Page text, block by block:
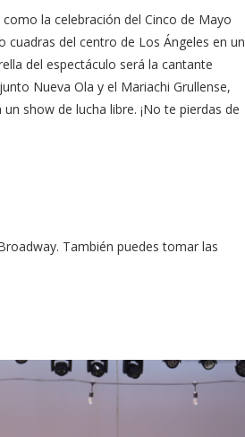
la celebración del Cinco de Mayo
del centro de Los Ángeles en un
del espectáculo será la cantante
Nueva Ola y el Mariachi Grullense,
show de lucha libre. ¡No te pierdas de
También puedes tomar las